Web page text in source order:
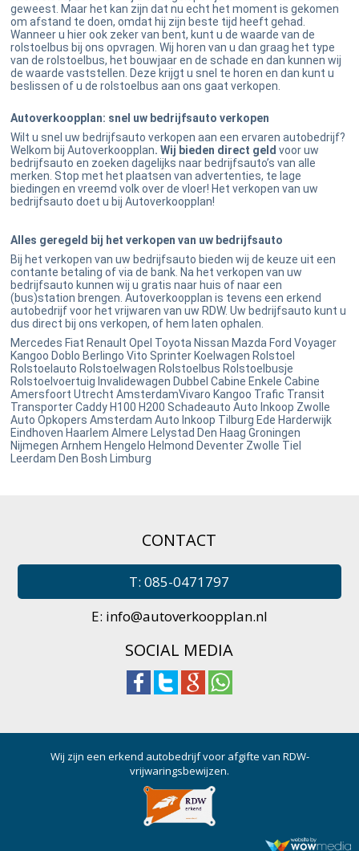
geweest. Maar het kan zijn dat nu echt het moment is gekomen
om afstand te doen, omdat hij zijn beste tijd heeft gehad.
Wanneer u hier ook zeker van bent, kunt u de waarde van de
rolstoelbus bij ons opvragen. Wij horen van u dan graag het type
van de rolstoelbus, het bouwjaar en de schade en dan kunnen wij
de waarde vaststellen. Deze krijgt u snel te horen en dan kunt u
beslissen of u de rolstoelbus aan ons gaat verkopen.
Autoverkoopplan: snel uw bedrijfsauto verkopen
Wilt u snel uw bedrijfsauto verkopen aan een ervaren autobedrijf?
Welkom bij Autoverkoopplan. Wij bieden direct geld voor uw
bedrijfsauto en zoeken dagelijks naar bedrijfsauto’s van alle
merken. Stop met het plaatsen van advertenties, te lage
biedingen en vreemd volk over de vloer! Het verkopen van uw
bedrijfsauto doet u bij Autoverkoopplan!
Alles geregeld bij het verkopen van uw bedrijfsauto
Bij het verkopen van uw bedrijfsauto bieden wij de keuze uit een
contante betaling of via de bank. Na het verkopen van uw
bedrijfsauto kunnen wij u gratis naar huis of naar een
(bus)station brengen. Autoverkoopplan is tevens een erkend
autobedrijf voor het vrijwaren van uw RDW. Uw bedrijfsauto kunt u
dus direct bij ons verkopen, of hem laten ophalen.
Mercedes Fiat Renault Opel Toyota Nissan Mazda Ford Voyager
Kangoo Doblo Berlingo Vito Sprinter Koelwagen Rolstoel
Rolstoelauto Rolstoelwagen Rolstoelbus Rolstoelbusje
Rolstoelvoertuig Invalidewagen Dubbel Cabine Enkele Cabine
Amersfoort Utrecht AmsterdamVivaro Kangoo Trafic Transit
Transporter Caddy H100 H200 Schadeauto Auto Inkoop Zwolle
Auto Opkopers Amsterdam Auto Inkoop Tilburg Ede Harderwijk
Eindhoven Haarlem Almere Lelystad Den Haag Groningen
Nijmegen Arnhem Hengelo Helmond Deventer Zwolle Tiel
Leerdam Den Bosh Limburg
CONTACT
T: 085-0471797
E: info@autoverkoopplan.nl
SOCIAL MEDIA
Wij zijn een erkend autobedrijf voor afgifte van RDW-
vrijwaringsbewijzen.